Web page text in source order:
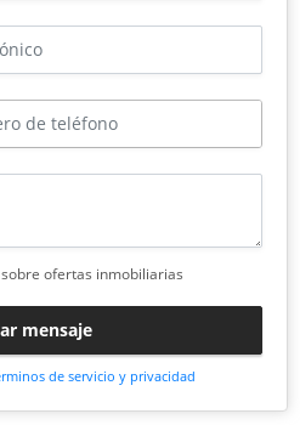
ofertas inmobiliarias
mensaje
de servicio y privacidad